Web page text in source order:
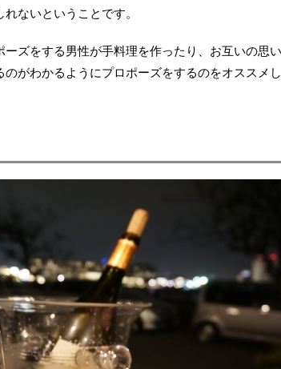
ないということです。
ズをする男性が手料理を作ったり、お互いの思
がわかるようにプロポーズをするのをオススメ